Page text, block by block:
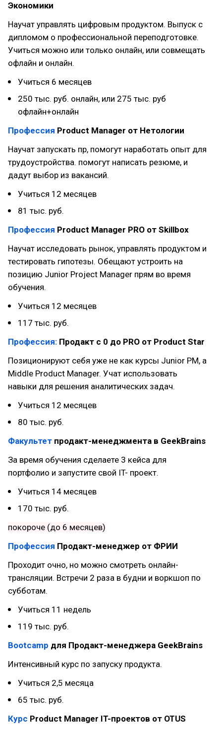
Экономики
Научат управлять цифровым продуктом. Выпуск с
дипломом о профессиональной переподготовке.
Учиться можно или только онлайн, или совмещать
офлайн и онлайн.
Учиться 6 месяцев
250 тыс. руб. онлайн, или 275 тыс. руб
офлайн+онлайн
Профессия Product Manager от Нетологии
Научат запускать пр, помогут наработать опыт для
трудоустройства. помогут написать резюме, и
дадут выбор из вакансий.
Учиться 12 месяцев
81 тыс. руб.
Профессия Product Manager PRO от Skillbox
Научат исследовать рынок, управлять продуктом и
тестировать гипотезы. Обещают устроить на
позицию Junior Project Manager прям во время
обучения.
Учиться 12 месяцев
117 тыс. руб.
Профессия: Продакт с 0 до PRO от Product Star
Позиционируют себя уже не как курсы Junior PM, а
Middle Product Manager. Учат использовать
навыки для решения аналитических задач.
Учиться 12 месяцев
80 тыс. руб.
Факультет продакт-менеджмента в GeekBrains
За время обучения сделаете 3 кейса для
портфолио и запустите свой IT- проект.
Учиться 14 месяцев
170 тыс. руб.
покороче (до 6 месяцев)
Профессия Продакт-менеджер от ФРИИ
Проходит очно, но можно смотреть онлайн-
трансляции. Встречи 2 раза в будни и воркшоп по
субботам.
Учиться 11 недель
119 тыс. руб.
Bootcamp для Продакт-менеджера GeekBrains
Интенсивный курс по запуску продукта.
Учиться 2,5 месяца
65 тыс. руб.
Курс Product Manager IT-проектов от OTUS